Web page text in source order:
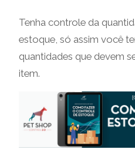
Tenha controle da
estoque, só assim você
quantidades que devem
item.